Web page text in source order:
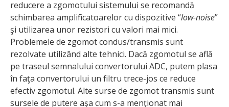
reducere a zgomotului sistemului se recomandă
schimbarea amplificatoarelor cu dispozitive “low-noise”
şi utilizarea unor rezistori cu valori mai mici.
Problemele de zgomot condus/transmis sunt
rezolvate utilizând alte tehnici. Dacă zgomotul se află
pe traseul semnalului convertorului ADC, putem plasa
în faţa convertorului un filtru trece-jos ce reduce
efectiv zgomotul. Alte surse de zgomot transmis sunt
sursele de putere aşa cum s-a menţionat mai